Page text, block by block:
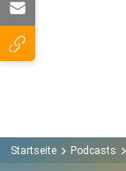
Startseite Podcasts